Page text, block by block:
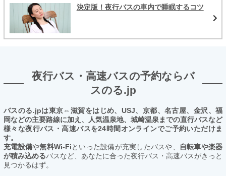
決定版！夜行バスの車内で睡眠するコツ
夜行バス・高速バスの予約ならバ
スのる.jp
バスのる.jpは東京⇔滋賀をはじめ、USJ、京都、名古屋、金沢、福
岡などの主要路線に加え、人気温泉地、城崎温泉までの直行バスなど
様々な夜行バス・高速バスを24時間オンラインでご予約いただけま
す。
充電設備や無料Wi-Fiといった設備が充実したバスや、
自転車や楽器
が積み込めるバスなど、あなたに合った夜行バス・高速バスがきっと
見つかるはず。